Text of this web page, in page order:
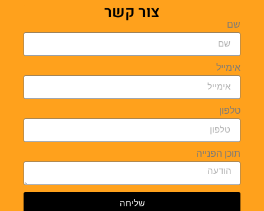
צור קשר
שם
אימייל
טלפון
תוכן הפנייה
שליחה